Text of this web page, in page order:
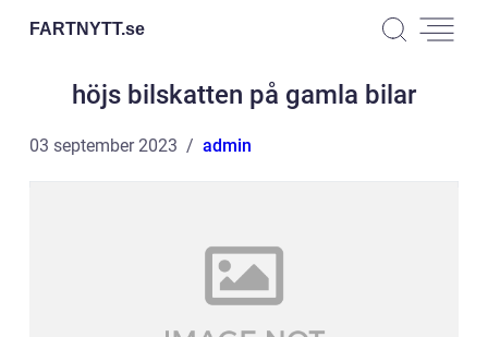
FARTNYTT.se
höjs bilskatten på gamla bilar
03 september 2023 admin